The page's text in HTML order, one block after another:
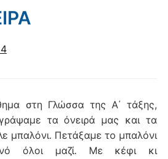
στη Γλώσσα της Α΄ τάξης,
τα όνειρά μας και τα
μπαλόνι. Πετάξαμε το μπαλόνι
όλοι μαζί. Με κέφι κι